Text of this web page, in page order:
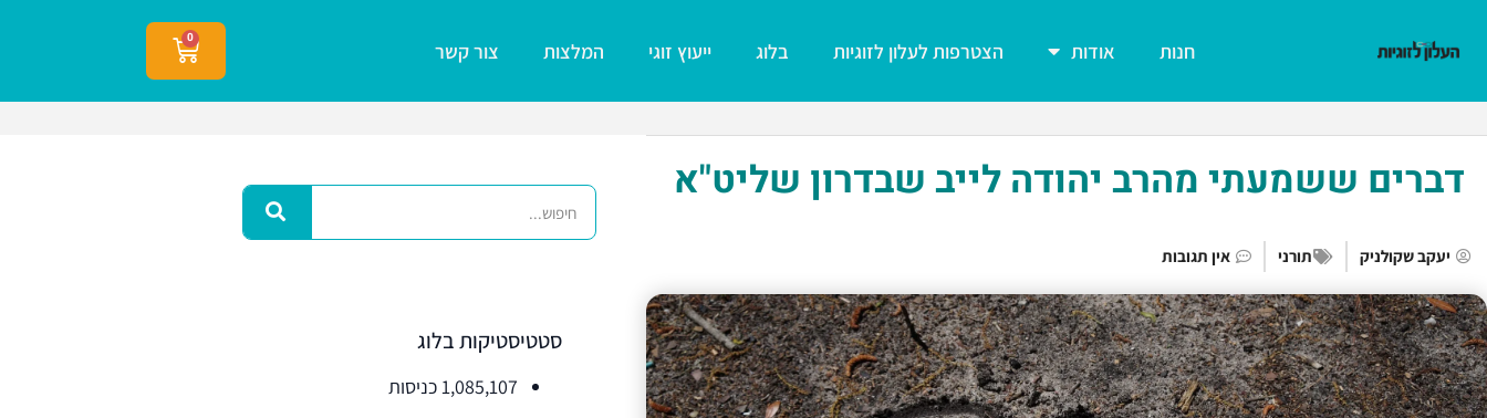
חנות אודות הצטרפות לעלון לזוגיות בלוג ייעוץ זוגי המלצות צור קשר
0
דברים ששמעתי מהרב יהודה לייב שבדרון שליט"א
יעקב שקולניק תורני אין תגובות
סטטיסטיקות בלוג
1,085,107 כניסות